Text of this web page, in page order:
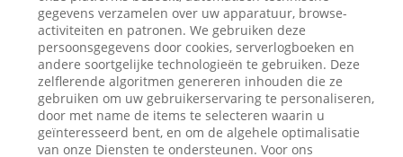
gegevens verzamelen over uw apparatuur, browse-
activiteiten en patronen. We gebruiken deze
persoonsgegevens door cookies, serverlogboeken en
andere soortgelijke technologieën te gebruiken. Deze
zelflerende algoritmen genereren inhouden die ze
gebruiken om uw gebruikerservaring te personaliseren,
door met name de items te selecteren waarin u
geïnteresseerd bent, en om de algehele optimalisatie
van onze Diensten te ondersteunen. Voor ons